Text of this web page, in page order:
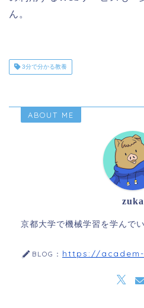
ん。
3分で分かる教養
ABOUT ME
zuka
京都大学で機械学習を学んでい
BLOG： https://